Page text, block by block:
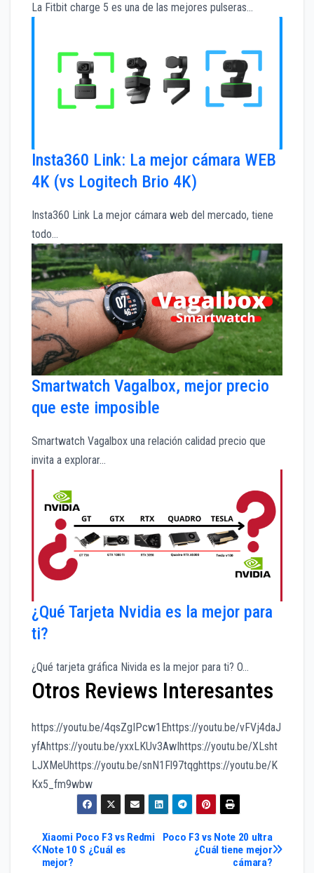
La Fitbit charge 5 es una de las mejores pulseras…
Insta360 Link: La mejor cámara WEB
4K (vs Logitech Brio 4K)
Insta360 Link La mejor cámara web del mercado, tiene
todo…
Smartwatch Vagalbox, mejor precio
que este imposible
Smartwatch Vagalbox una relación calidad precio que
invita a explorar…
¿Qué Tarjeta Nvidia es la mejor para
ti?
¿Qué tarjeta gráfica Nivida es la mejor para ti? O…
Otros Reviews Interesantes
https://youtu.be/4qsZgIPcw1Ehttps://youtu.be/vFVj4daJ
yfAhttps://youtu.be/yxxLKUv3AwIhttps://youtu.be/XLsht
LJXMeUhttps://youtu.be/snN1Fl97tqghttps://youtu.be/K
Kx5_fm9wbw
Navegación
Poco F3 vs Note 20 ultra
¿Cuál tiene mejor
cámara?
Xiaomi Poco F3 vs Redmi
Note 10 S ¿Cuál es
mejor?